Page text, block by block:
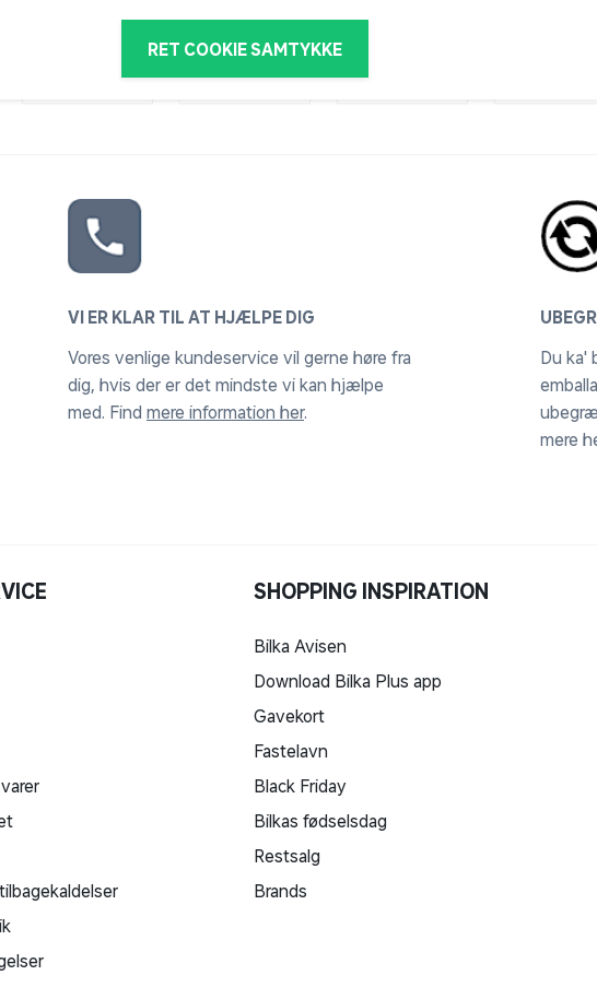
RET COOKIE SAMTYKKE
VI ER KLAR TIL AT HJÆLPE DIG
Vores venlige kundeservice vil gerne høre fra
dig, hvis der er det mindste vi kan hjælpe
med. Find mere information her.
Du ka'
mere
SHOPPING INSPIRATION
Bilka Avisen
Download Bilka Plus app
Gavekort
Fastelavn
Black Friday
Bilkas fødselsdag
Restsalg
Brands